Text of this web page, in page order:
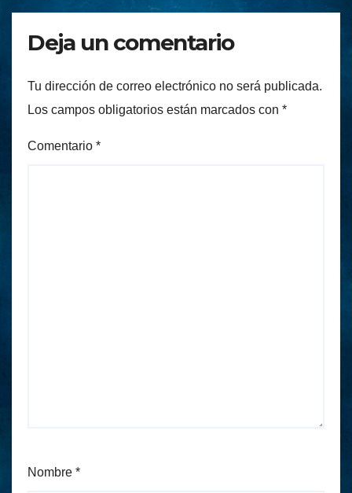
Deja un comentario
Tu dirección de correo electrónico no será publicada.
Los campos obligatorios están marcados con *
Comentario *
Nombre *